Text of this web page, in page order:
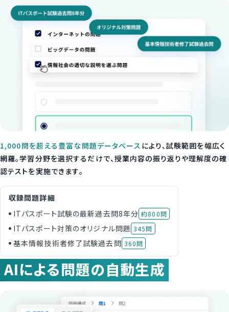
1,000問を超える豊富な問題データベース により、試験範囲を幅広く
網羅。学習分野を選択するだけで、授業内容の振り返りや理解度の確
認テストを実施できます。
収録問題詳細
ITパスポート試験の最新過去問8年分 約800問
ITパスポート対策のオリジナル問題 345問
基本情報技術者修了試験過去問 360問
AIによる問題の自動生成